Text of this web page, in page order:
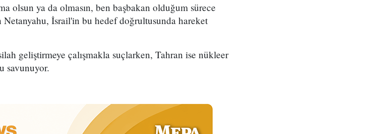
olsun ya da olmasın, ben başbakan olduğum sürece
İsrail'in bu hedef doğrultusunda hareket
geliştirmeye çalışmakla suçlarken, Tahran ise nükleer
savunuyor.